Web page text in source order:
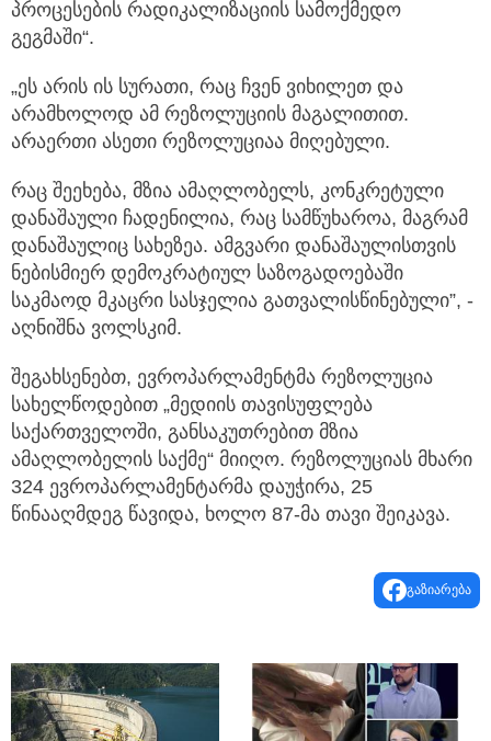
პროცესების რადიკალიზაციის სამოქმედო
გეგმაში“.
„ეს არის ის სურათი, რაც ჩვენ ვიხილეთ და
არამხოლოდ ამ რეზოლუციის მაგალითით.
არაერთი ასეთი რეზოლუციაა მიღებული.
რაც შეეხება, მზია ამაღლობელს, კონკრეტული
დანაშაული ჩადენილია, რაც სამწუხაროა, მაგრამ
დანაშაულიც სახეზეა. ამგვარი დანაშაულისთვის
ნებისმიერ დემოკრატიულ საზოგადოებაში
საკმაოდ მკაცრი სასჯელია გათვალისწინებული”, -
აღნიშნა ვოლსკიმ.
შეგახსენებთ, ევროპარლამენტმა რეზოლუცია
სახელწოდებით „მედიის თავისუფლება
საქართველოში, განსაკუთრებით მზია
ამაღლობელის საქმე“ მიიღო. რეზოლუციას მხარი
324 ევროპარლამენტარმა დაუჭირა, 25
წინააღმდეგ წავიდა, ხოლო 87-მა თავი შეიკავა.
გაზიარება